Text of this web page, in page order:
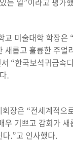
교 미술대학 학장은
새롭고 훌륭한 주얼
“한국보석귀금속
.
장은 “전세계적으
우 기쁘고 감회가
.”고 인사했다.